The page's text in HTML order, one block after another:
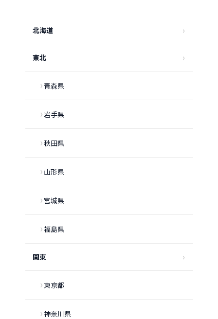
北海道
東北
青森県
岩手県
秋田県
山形県
宮城県
福島県
関東
東京都
神奈川県